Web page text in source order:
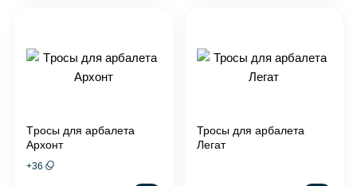
Tросы для арбалета
Архонт
+36
Тросы для арбалета
Легат